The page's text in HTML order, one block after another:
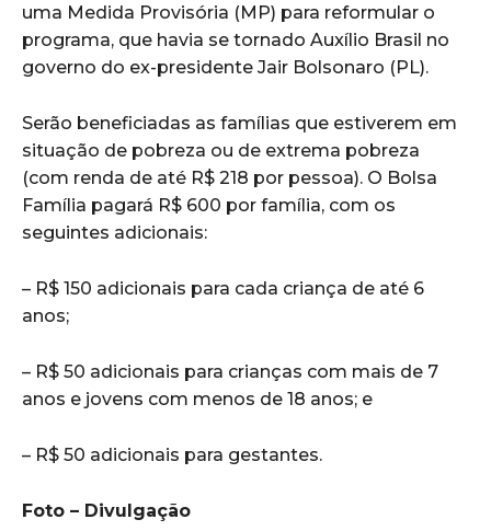
uma Medida Provisória (MP) para reformular o
programa, que havia se tornado Auxílio Brasil no
governo do ex-presidente Jair Bolsonaro (PL).
Serão beneficiadas as famílias que estiverem em
situação de pobreza ou de extrema pobreza
(com renda de até R$ 218 por pessoa). O Bolsa
Família pagará R$ 600 por família, com os
seguintes adicionais:
– R$ 150 adicionais para cada criança de até 6
anos;
– R$ 50 adicionais para crianças com mais de 7
anos e jovens com menos de 18 anos; e
– R$ 50 adicionais para gestantes.
Foto – Divulgação